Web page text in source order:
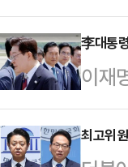
전패
국시
에서
출을
승점
李대통
이재
주당
외적
최고위